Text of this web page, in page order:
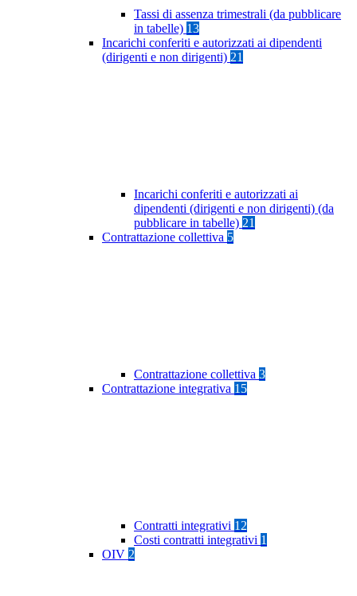
Tassi di assenza trimestrali (da pubblicare
in tabelle) 13
Incarichi conferiti e autorizzati ai dipendenti
(dirigenti e non dirigenti) 21
Incarichi conferiti e autorizzati ai
dipendenti (dirigenti e non dirigenti) (da
pubblicare in tabelle) 21
Contrattazione collettiva 5
Contrattazione collettiva 3
Contrattazione integrativa 15
Contratti integrativi 12
Costi contratti integrativi 1
OIV 2